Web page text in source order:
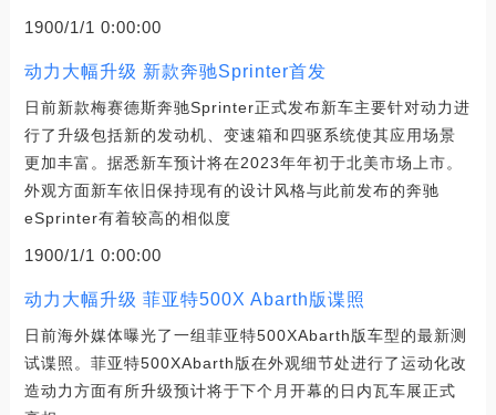
1900/1/1 0:00:00
动力大幅升级 新款奔驰Sprinter首发
日前新款梅赛德斯奔驰Sprinter正式发布新车主要针对动力进
行了升级包括新的发动机、变速箱和四驱系统使其应用场景
更加丰富。据悉新车预计将在2023年年初于北美市场上市。
外观方面新车依旧保持现有的设计风格与此前发布的奔驰
eSprinter有着较高的相似度
1900/1/1 0:00:00
动力大幅升级 菲亚特500X Abarth版谍照
日前海外媒体曝光了一组菲亚特500XAbarth版车型的最新测
试谍照。菲亚特500XAbarth版在外观细节处进行了运动化改
造动力方面有所升级预计将于下个月开幕的日内瓦车展正式